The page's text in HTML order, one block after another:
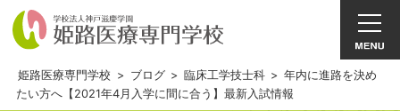
姫路医療専門学校 > ブログ > 臨床工学技士科 > 年内に進路を決め
たい方へ【2021年4月入学に間に合う】最新入試情報